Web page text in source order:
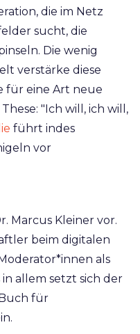
die im Netz
sucht, die
Die wenig
verstärke diese
für eine Art neue
"Ich will, ich will,
führt indes
vor
Marcus Kleiner vor.
beim digitalen
als
allem setzt sich der
für